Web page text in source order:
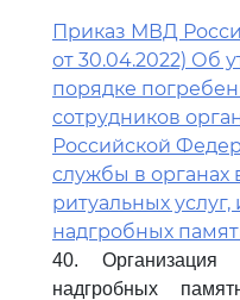
Приказ МВД
от 30.04.2022) Об
порядке
сотрудников
Российской
службы в органах
ритуальных
надгробных
40. Организация
надгробных